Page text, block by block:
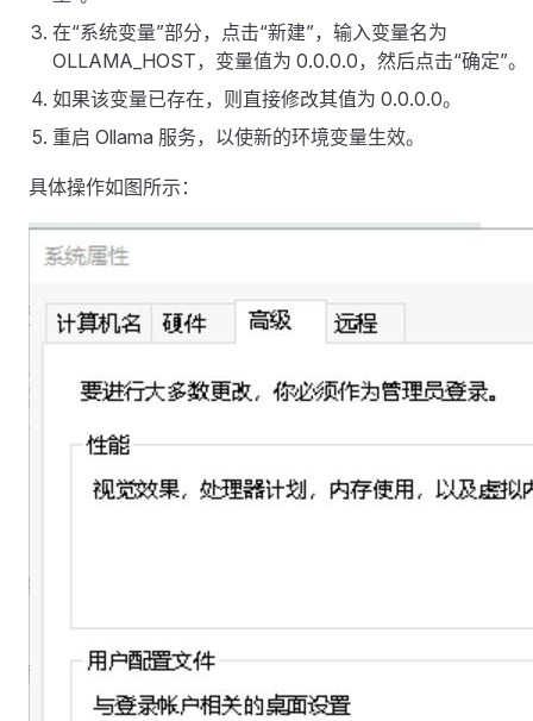
在“系统变量”部分，点击“新建”，输入变量名为
OLLAMA_HOST，变量值为 0.0.0.0，然后点击“确定”。
如果该变量已存在，则直接修改其值为 0.0.0.0。
重启 Ollama 服务，以使新的环境变量生效。
具体操作如图所示：